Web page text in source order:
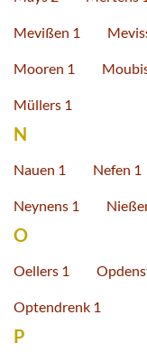
Mevißen 1
Mooren 1
Müllers 1
N
Nauen 1 Nefen 1
Neynens 1
O
Oellers 1
Optendrenk 1
P